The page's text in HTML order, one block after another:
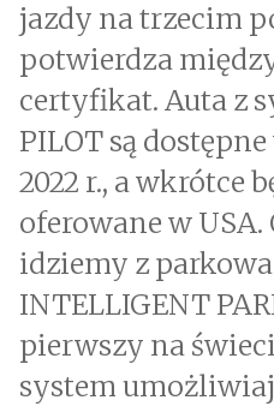
jazdy na trzecim
potwierdza
certyfikat. Auta z
PILOT są
2022 r., a wkrótce
oferowane w USA.
idziemy z
INTELLIGENT
pierwszy na
system